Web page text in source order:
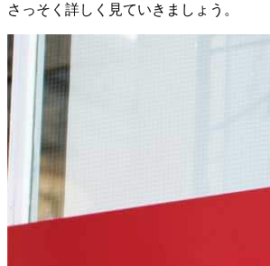
さっそく詳しく見ていきましょう。